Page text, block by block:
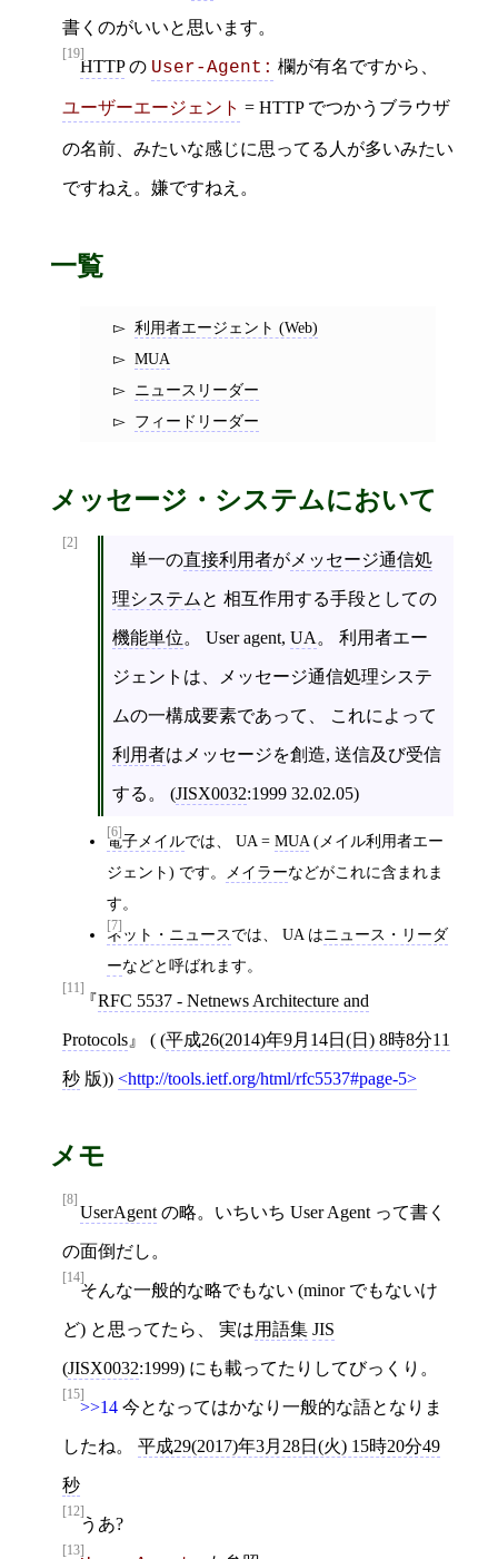
書くのがいいと思います。
[19]
HTTPの User-Agent: 欄が有名ですから、
ユーザーエージェント = HTTP でつかうブラウザ
の名前、みたいな感じに思ってる人が多いみたい
ですねえ。嫌ですねえ。
一覧
利用者エージェント (Web)
MUA
ニュースリーダー
フィードリーダー
メッセージ・システムにおいて
[2]
単一の直接利用者がメッセージ通信処
理システム と 相互作用する手段としての
機能単位。 User agent, UA 。 利用者エー
ジェントは、メッセージ通信処理システ
ムの一構成要素であって、 これによって
利用者はメッセージを創造, 送信及び受信
する。 (JISX0032:1999 32.02.05)
[6]
電子メイルでは、 UA = MUA (メイル利用者エー
ジェント) です。
メイラーなどがこれに含まれま
す。
[7]
ネット・ニュースでは、 UA はニュース・リーダ
ーなどと呼ばれます。
[11]
RFC 5537 - Netnews Architecture and
Protocols ( (平成26(2014)年9月14日(日) 8時8分11
秒 版)) http://tools.ietf.org/html/rfc5537#page-5
メモ
[8]
UserAgent の略。いちいち User Agent って書く
の面倒だし。
[14]
そんな一般的な略でもない (minor でもないけ
ど) と思ってたら、 実は用語集 JIS
(JISX0032:1999) にも載ってたりしてびっくり。
[15]
>>14 今となってはかなり一般的な語となりま
したね。 平成29(2017)年3月28日(火) 15時20分49
秒
[12]
うあ?
[13]